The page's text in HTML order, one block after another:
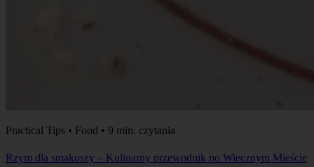
Practical Tips • Food • 9 min. czytania
Rzym dla smakoszy – Kulinarny przewodnik po Wiecznym Mieście